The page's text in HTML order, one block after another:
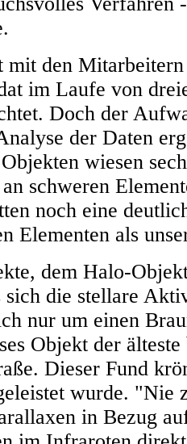
mit den
im Laufe von
Doch der
der Daten
wiesen
schweren
noch eine
Elementen als
dem Halo-
sich die stellare
nur um einen
Objekt der älteste
Dieser Fund
wurde. "Nie
in Bezug